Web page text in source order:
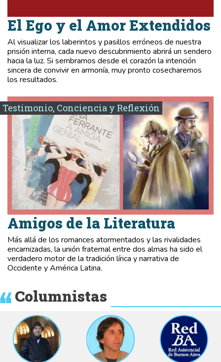
El Ego y el Amor Extendidos
Al visualizar los laberintos y pasillos erróneos de nuestra
prisión interna, cada nuevo descubrimiento abrirá un sendero
hacia la luz. Si sembramos desde el corazón la intención
sincera de convivir en armonía, muy pronto cosecharemos
los resultados.
Testimonio, Conciencia y Reflexión
Amigos de la Literatura
Más allá de los romances atormentados y las rivalidades
encarnizadas, la unión fraternal entre dos almas ha sido el
verdadero motor de la tradición lírica y narrativa de
Occidente y América Latina.
Columnistas